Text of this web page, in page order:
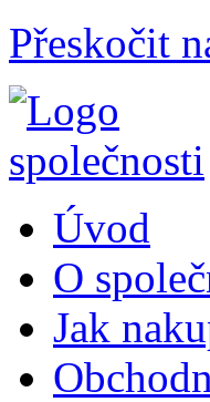
Přeskočit
Úvod
O
Jak